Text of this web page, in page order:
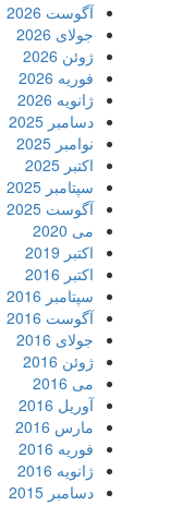
آگوست 2026
جولای 2026
ژوئن 2026
فوریه 2026
ژانویه 2026
دسامبر 2025
نوامبر 2025
اکتبر 2025
سپتامبر 2025
آگوست 2025
می 2020
اکتبر 2019
اکتبر 2016
سپتامبر 2016
آگوست 2016
جولای 2016
ژوئن 2016
می 2016
آوریل 2016
مارس 2016
فوریه 2016
ژانویه 2016
دسامبر 2015